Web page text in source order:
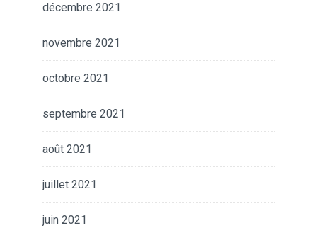
décembre 2021
novembre 2021
octobre 2021
septembre 2021
août 2021
juillet 2021
juin 2021